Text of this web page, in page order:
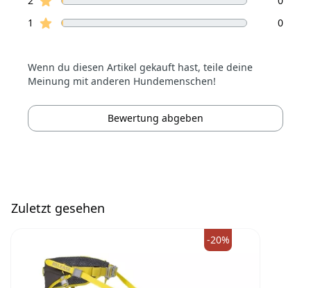
1
Sterne Bewertungen 0
Wenn du diesen Artikel gekauft hast, teile deine
Meinung mit anderen Hundemenschen!
Bewertung abgeben
Zuletzt gesehen
-20%